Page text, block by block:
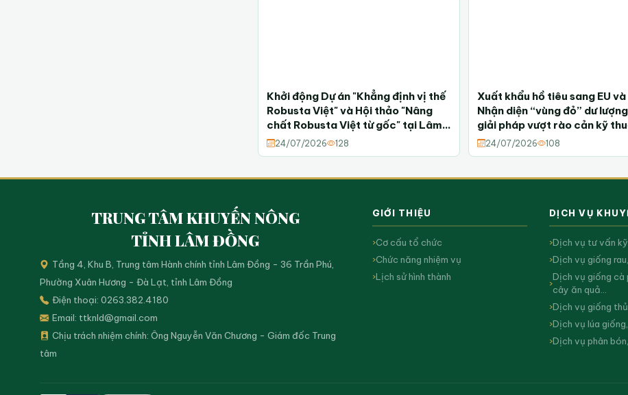
Khởi động Dự án "Khẳng định vị thế
Robusta Việt" và Hội thảo "Nâng
chất Robusta Việt từ gốc" tại Lâm
Đồng
24/07/2026 128
Xuất khẩu hồ tiêu sang EU và
Nhận diện “vùng đỏ” dư
giải pháp vượt rào cản kỹ
24/07/2026 108
TRUNG TÂM KHUYẾN NÔNG
TỈNH LÂM ĐỒNG
Tầng 4, Khu B, Trung tâm Hành chính tỉnh Lâm Đồng - 36 Trần Phú,
Phường Xuân Hương - Đà Lạt, tỉnh Lâm Đồng
Điện thoại: 0263.382.4180
Email: ttknld@gmail.com
Chịu trách nhiệm chính: Ông Nguyễn Văn Chương - Giám đốc Trung
tâm
GIỚI THIỆU
Cơ cấu tổ chức
Chức năng nhiệm vụ
Lịch sử hình thành
DỊCH VỤ
Dịch vụ tư vấn
Dịch vụ giống
Dịch vụ giống cà
cây ăn quả…
Dịch vụ giống
Dịch vụ lúa
Dịch vụ phân